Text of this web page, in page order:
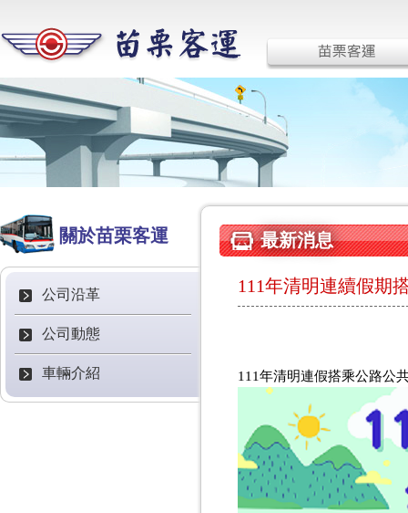
關於苗栗客運
公司沿革
公司動態
車輛介紹
最新消息
111年清明連續假期
111年清明連假搭乘公路公